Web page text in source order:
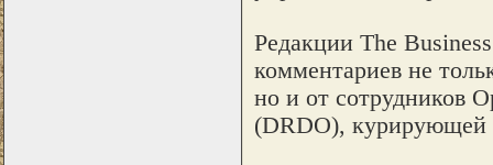
Редакции The
комментариев не
но и от сотрудников
(DRDO), курирующей